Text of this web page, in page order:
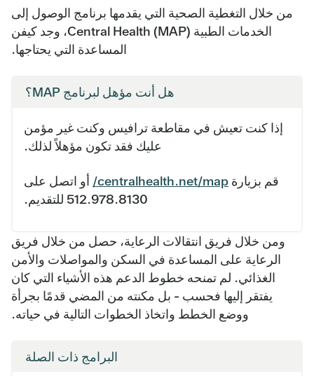
من خلال التغطية الصحية التي يقدمها برنامج الوصول إلى
الخدمات الطبية Central Health (MAP)، وجد كيفن
المساعدة التي يحتاجها.
هل أنت مؤهل لبرنامج MAP؟
إذا كنت تعيش في مقاطعة ترافيس وكنت غير مؤمن
عليك فقد تكون مؤهلاً لذلك.
قم بزيارة centralhealth.net/map/ أو اتصل على
512.978.8130 للتقديم.
ومن خلال فريق انتقالات الرعاية، حصل من خلال فريق
الرعاية على المساعدة في السكن والمواصلات والأمن
الغذائي. لم تمنحه خطوط الدعم هذه الأشياء التي كان
يفتقر إليها فحسب - بل مكنته من المضي قدمًا بجرأة
ووضع الخطط واتخاذ الخطوات التالية في حياته.
البرامج ذات الصلة